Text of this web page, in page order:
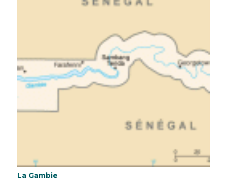
La Gambie